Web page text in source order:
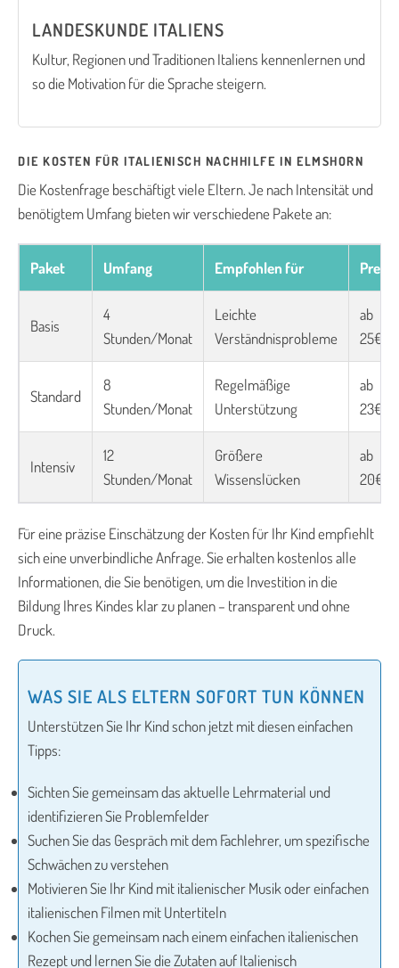
LANDESKUNDE ITALIENS
Kultur, Regionen und Traditionen Italiens kennenlernen und
so die Motivation für die Sprache steigern.
DIE KOSTEN FÜR ITALIENISCH NACHHILFE IN ELMSHORN
Die Kostenfrage beschäftigt viele Eltern. Je nach Intensität und
benötigtem Umfang bieten wir verschiedene Pakete an:
Paket Umfang Empfohlen für Preis
Basis
4
Stunden/Monat
Leichte
Verständnisprobleme
ab
25€/
Standard
8
Stunden/Monat
Regelmäßige
Unterstützung
ab
23€/
Intensiv
12
Stunden/Monat
Größere
Wissenslücken
ab
20€/
Für eine präzise Einschätzung der Kosten für Ihr Kind empfiehlt
sich eine unverbindliche Anfrage. Sie erhalten kostenlos alle
Informationen, die Sie benötigen, um die Investition in die
Bildung Ihres Kindes klar zu planen – transparent und ohne
Druck.
WAS SIE ALS ELTERN SOFORT TUN KÖNNEN
Unterstützen Sie Ihr Kind schon jetzt mit diesen einfachen
Tipps:
Sichten Sie gemeinsam das aktuelle Lehrmaterial und
identifizieren Sie Problemfelder
Suchen Sie das Gespräch mit dem Fachlehrer, um spezifische
Schwächen zu verstehen
Motivieren Sie Ihr Kind mit italienischer Musik oder einfachen
italienischen Filmen mit Untertiteln
Kochen Sie gemeinsam nach einem einfachen italienischen
Rezept und lernen Sie die Zutaten auf Italienisch